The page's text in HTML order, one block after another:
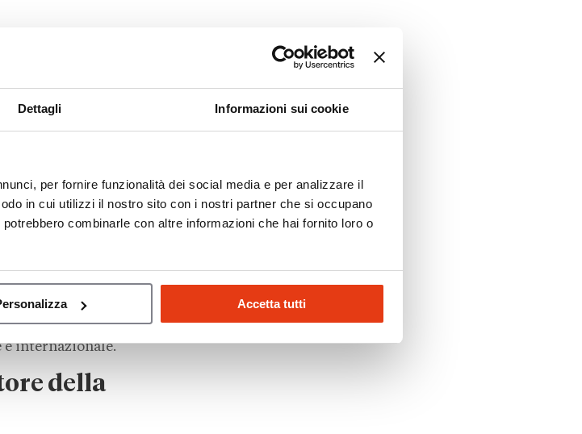
Dettagli Informazioni sui cookie
per fornire funzionalità dei social media e per analizzare il
in cui utilizzi il nostro sito con i nostri partner che si occupano
combinarle con altre informazioni che hai fornito loro o
Accetta tutti
sulle
prezzi e l’espansione
esterna
e le nuove aspirazioni
a
internazionale.
della